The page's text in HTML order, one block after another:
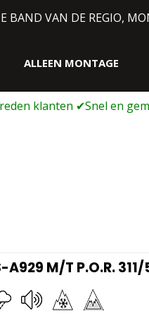
BAND VAN DE REGIO,
ALLEEN MONTAGE
A929 M/T P.O.R. 311/